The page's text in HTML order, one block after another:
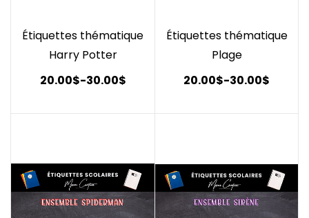
Étiquettes thématique
Harry Potter
20.00$-30.00$
Étiquettes thématique
Plage
20.00$-30.00$